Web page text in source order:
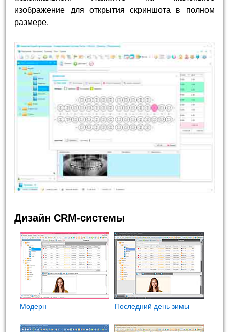
изображение для открытия скриншота в полном
размере.
Дизайн CRM-системы
Модерн Последний день зимы